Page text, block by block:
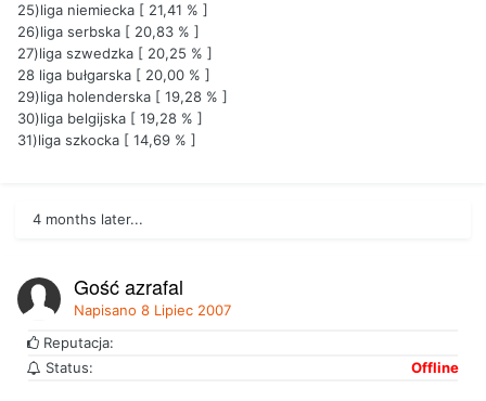
25)liga niemiecka [ 21,41 % ]
26)liga serbska [ 20,83 % ]
27)liga szwedzka [ 20,25 % ]
28 liga bułgarska [ 20,00 % ]
29)liga holenderska [ 19,28 % ]
30)liga belgijska [ 19,28 % ]
31)liga szkocka [ 14,69 % ]
4 months later...
Gość azrafal
Napisano 8 Lipiec 2007
Reputacja:
Status:
Offline